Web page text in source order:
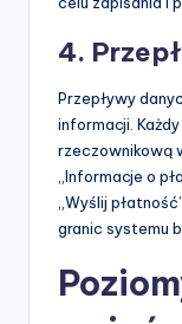
4.
Przepływy
informacji.
rzeczownikową
„Informacje o
„Wyślij
granic systemu